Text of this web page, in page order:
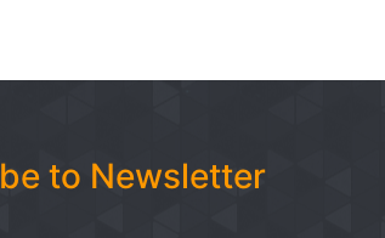
to Newsletter